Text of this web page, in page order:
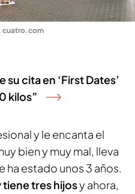
. cuatro.com
cita en ‘First Dates’
kilos”
y le encanta el
bien y muy mal, lleva
estado unos 3 años.
tiene tres hijosy ahora,